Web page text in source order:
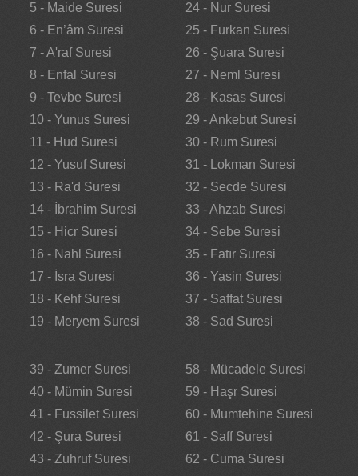
5 - Maide Suresi
6 - En’âm Suresi
7 - A'raf Suresi
8 - Enfal Suresi
9 - Tevbe Suresi
10 - Yunus Suresi
11 - Hud Suresi
12 - Yusuf Suresi
13 - Ra'd Suresi
14 - İbrahim Suresi
15 - Hicr Suresi
16 - Nahl Suresi
17 - İsra Suresi
18 - Kehf Suresi
19 - Meryem Suresi
24 - Nur Suresi
25 - Furkan Suresi
26 - Şuara Suresi
27 - Neml Suresi
28 - Kasas Suresi
29 - Ankebut Suresi
30 - Rum Suresi
31 - Lokman Suresi
32 - Secde Suresi
33 - Ahzab Suresi
34 - Sebe Suresi
35 - Fatır Suresi
36 - Yasin Suresi
37 - Saffat Suresi
38 - Sad Suresi
39 - Zumer Suresi
40 - Mümin Suresi
41 - Fussilet Suresi
42 - Şura Suresi
43 - Zuhruf Suresi
58 - Mücadele Suresi
59 - Haşr Suresi
60 - Mumtehine Suresi
61 - Saff Suresi
62 - Cuma Suresi